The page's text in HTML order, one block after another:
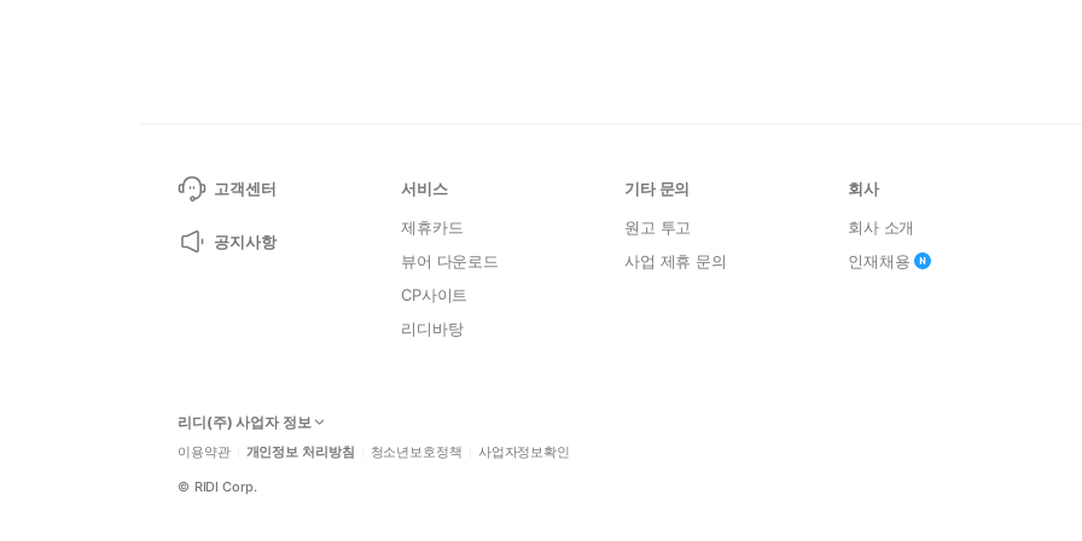
고객센터
공지사항
서비스
제휴카드
뷰어 다운로드
CP사이트
리디바탕
기타 문의
원고 투고
사업 제휴 문의
회사
회사 소개
인재채용
리디(주) 사업자 정보
이용약관 개인정보 처리방침 청소년보호정책 사업자정보확인
© RIDI Corp.